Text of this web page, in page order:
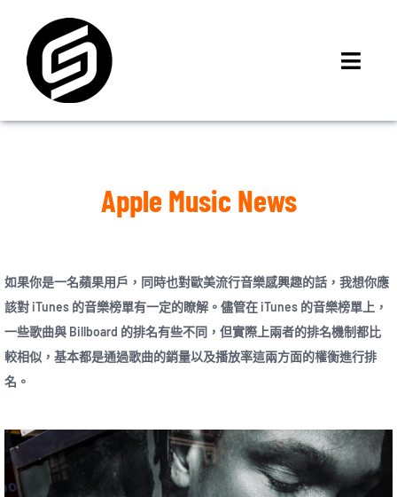
content
iPhone 回收價
3C租賃
MSI 舊換新
聯絡我們
Apple Music News
如果你是一名蘋果用戶，同時也對歐美流行音樂感興趣的話，我想你應
該對 iTunes 的音樂榜單有一定的瞭解。儘管在 iTunes 的音樂榜單上，
一些歌曲與 Billboard 的排名有些不同，但實際上兩者的排名機制都比
較相似，基本都是通過歌曲的銷量以及播放率這兩方面的權衡進行排
名。